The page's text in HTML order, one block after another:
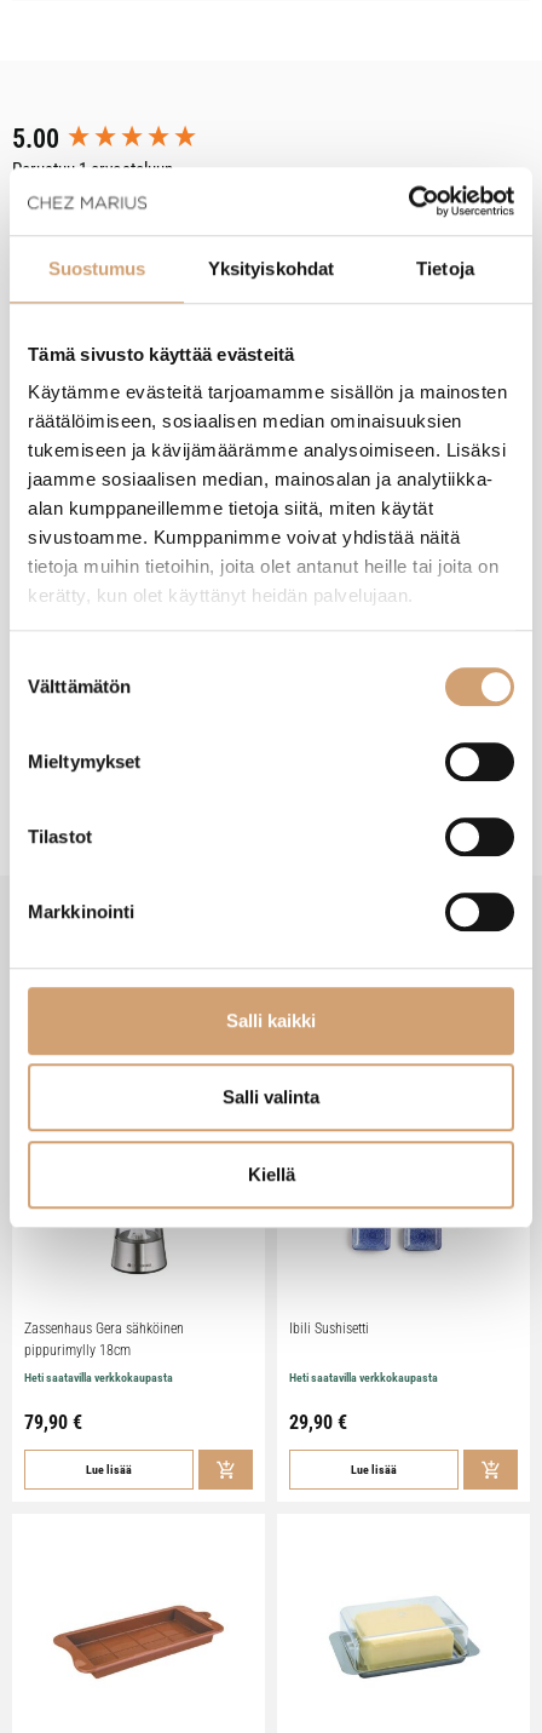
Suostumus Yksityiskohdat Tietoja
Tämä sivusto käyttää evästeitä
Käytämme evästeitä tarjoamamme sisällön ja mainosten
räätälöimiseen, sosiaalisen median ominaisuuksien
tukemiseen ja kävijämäärämme analysoimiseen. Lisäksi
jaamme sosiaalisen median, mainosalan ja analytiikka-
alan kumppaneillemme tietoja siitä, miten käytät
sivustoamme. Kumppanimme voivat yhdistää näitä
tietoja muihin tietoihin, joita olet antanut heille tai joita on
kerätty, kun olet käyttänyt heidän palvelujaan.
valinta
Välttämätön
Mieltymykset
Tilastot
Markkinointi
Salli kaikki
Salli valinta
Kiellä
5.00
Perustuu 1 arvosteluun
Tuotearvostelut
A
Varmistettu ostaja
Anonyymi
Helsinki, FI
Städter piparkakkumuotti, lepakko
Arvostelija ei jättänyt kommenttia
New content loaded
VIIMEISIMMÄT TUOTTEET
Zassenhaus Gera sähköinen
pippurimylly 18cm
Heti saatavilla verkkokaupasta
79,90 €
Lue lisää
Ibili Sushisetti
Heti saatavilla verkkokaupasta
29,90 €
Lue lisää